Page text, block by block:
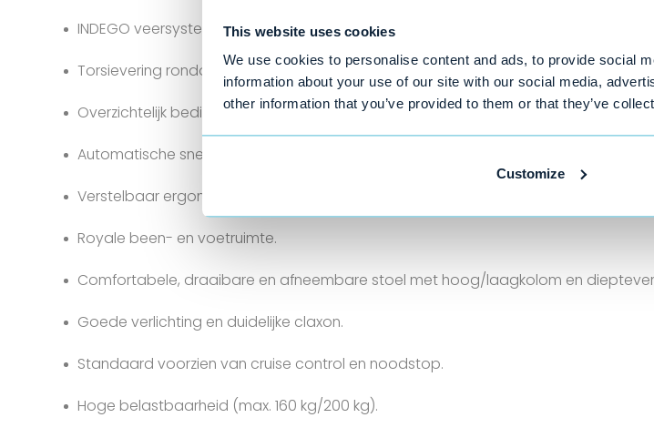
This website uses cookies
We use cookies to personalise content and ads, to provide social
information about your use of our site with our social media,
other information that you’ve provided to them or that they’ve
Customize
INDEGO veersysteem (naar keuze Active, Comfort of Xtra).
Torsievering rondom o.b.v. rubber.
Overzichtelijk bedieningspaneel met verlicht display.
Automatische snelheidsbegrenzer in bochten.
Verstelbaar ergonomisch veiligheidsstuur.
Royale been- en voetruimte.
Comfortabele, draaibare en afneembare stoel met hoog/laagkolom en
Goede verlichting en duidelijke claxon.
Standaard voorzien van cruise control en noodstop.
Hoge belastbaarheid (max. 160 kg/200 kg).